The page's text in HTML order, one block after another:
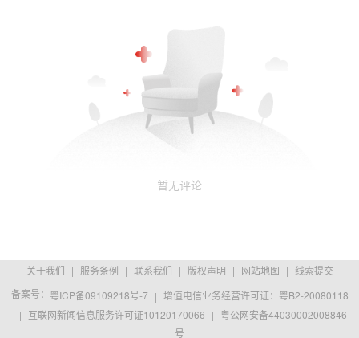
暂无评论
关于我们 | 服务条例 | 联系我们 | 版权声明 | 网站地图 | 线索提交
备案号： 粤ICP备09109218号-7 | 增值电信业务经营许可证：粤B2-20080118
| 互联网新闻信息服务许可证10120170066 | 粤公网安备44030002008846
号